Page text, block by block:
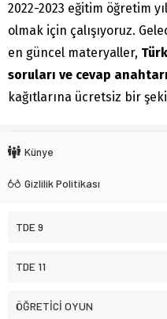
2022-2023 eğitim öğretim
olmak için çalışıyoruz.
en güncel materyaller,
soruları ve cevap anahtarı
kağıtlarına ücretsiz bir
Künye
Gizlilik Politikası
TDE 9
TDE 11
ÖĞRETİCİ OYUN